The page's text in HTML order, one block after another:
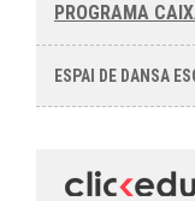
PROGRAMA
ESPAI DE DANSA